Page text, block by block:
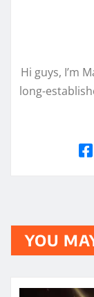
Hi guys, I’m
long-
YOU